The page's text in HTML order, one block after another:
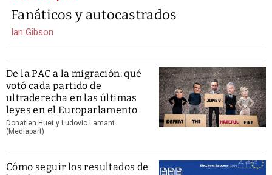
Fanáticos y autocastrados
Ian Gibson
De la PAC a la migración: qué
votó cada partido de
ultraderecha en las últimas
leyes en el Europarlamento
Donatien Huet y Ludovic Lamant
(Mediapart)
Cómo seguir los resultados de